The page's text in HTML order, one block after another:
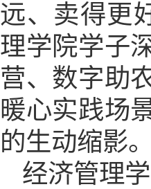
远、卖得更
理学院学子
营、数字助
暖心实践场
的生动缩影。
经济管理